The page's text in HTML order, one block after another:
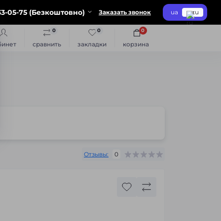
05-75 (Безкоштовно) Заказать звонок ua ru
сравнить
0
закладки
0
корзина
0
Отзывы: 0